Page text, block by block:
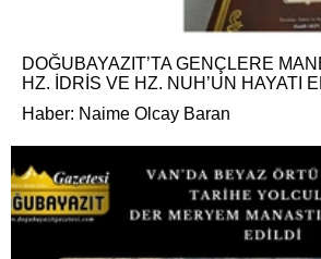
DOĞUBAYAZIT’TA GENÇLERE
HZ. İDRİS VE HZ. NUH’UN HAYATI
Haber: Naime Olcay Baran